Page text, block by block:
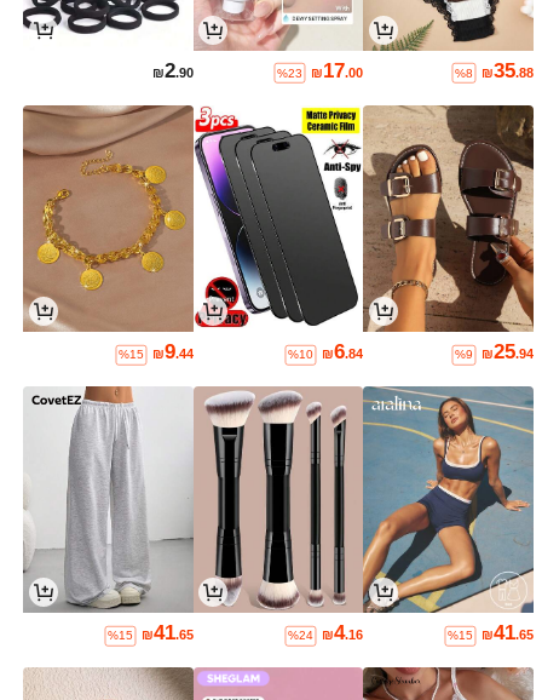
₪35.88
%8
₪17.00
%23
₪2.90
₪25.94
%9
₪6.84
%10
₪9.44
%15
₪41.65
%15
₪4.16
%24
₪41.65
%15